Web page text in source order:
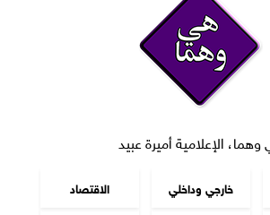
الإعلامية أميرة عبيد
خارجي وداخلي
الاقتصاد